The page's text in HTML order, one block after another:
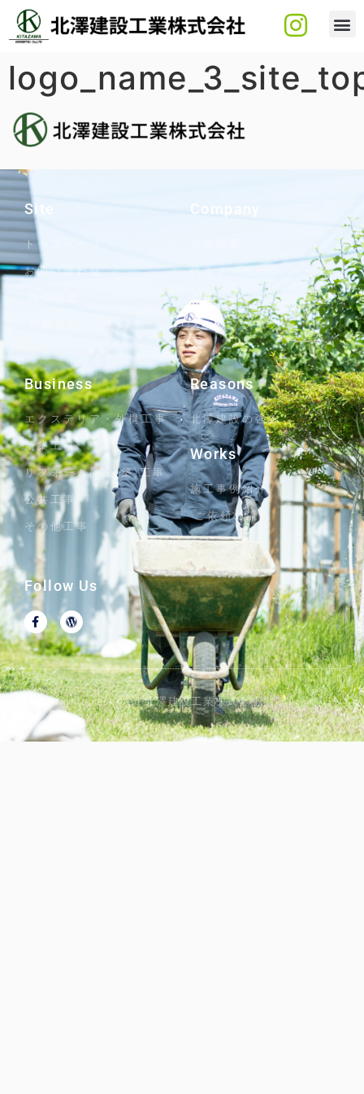
Site
トップページ
お問い合わせ
Company
代表メッセージ
沿革
スタッフブログ
Business
エクステリア・外構工事
新築工事
リフォーム(増改築)工事
公共工事
その他工事
Reasons
北澤建設の強み
Works
施工事例紹介
ご依頼の流れ
Follow Us
© All rights reserved 北澤建設工業株式会社